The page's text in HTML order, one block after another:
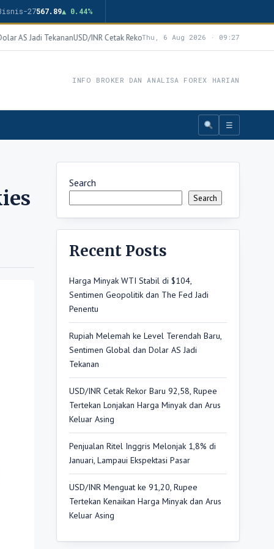
27567.89▲ 0.44%
AS Jadi TekananUSD/INR Cetak Rekor Baru 92,58, Rupee Tertekan Lonjakan
Thu, 6 Aug 2026 · 09:27
INFO BROKER DAN ANALISA FOREX HARIAN
☰
Search
Search
Recent Posts
Harga Minyak WTI Stabil di $104,
Sentimen Geopolitik dan The Fed Jadi
Penentu
Rupiah Melemah ke Level Terendah Baru,
Sentimen Global dan Dolar AS Jadi
Tekanan
USD/INR Cetak Rekor Baru 92,58, Rupee
Tertekan Lonjakan Harga Minyak dan Arus
Keluar Asing
Penjualan Ritel Inggris Melonjak 1,8% di
Januari, Lampaui Ekspektasi Pasar
USD/INR Menguat ke 91,20, Rupee
Tertekan Kenaikan Harga Minyak dan Arus
Keluar Asing